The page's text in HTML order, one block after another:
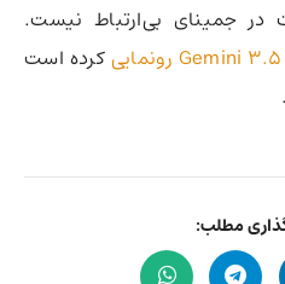
در جمینای بی‌ارتباط نیست.
کرده است
مطلب: